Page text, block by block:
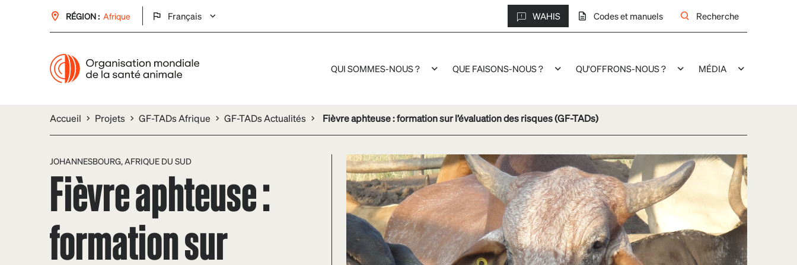
RÉGION : Afrique Français WAHIS Codes et manuels Recherche
QUI SOMMES-NOUS ? QUE FAISONS-NOUS ? QU'OFFRONS-NOUS ? MÉDIA
Accueil Projets GF-TADs Afrique GF-TADs Actualités Fièvre aphteuse : formation sur l’évaluation des risques (GF-TADs)
JOHANNESBOURG, AFRIQUE DU SUD
Fièvre aphteuse :
formation sur